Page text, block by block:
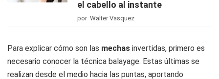
el cabello al instante
por Walter Vasquez
Para explicar cómo son las mechas invertidas, primero es
necesario conocer la técnica balayage. Estas últimas se
realizan desde el medio hacia las puntas, aportando